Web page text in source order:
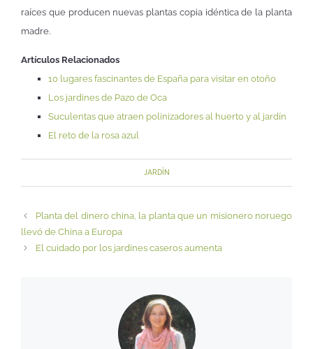
raíces que producen nuevas plantas copia idéntica de la planta
madre.
Artículos Relacionados
10 lugares fascinantes de España para visitar en otoño
Los jardines de Pazo de Oca
Suculentas que atraen polinizadores al huerto y al jardín
El reto de la rosa azul
JARDÍN
Planta del dinero china, la planta que un misionero noruego
llevó de China a Europa
El cuidado por los jardines caseros aumenta